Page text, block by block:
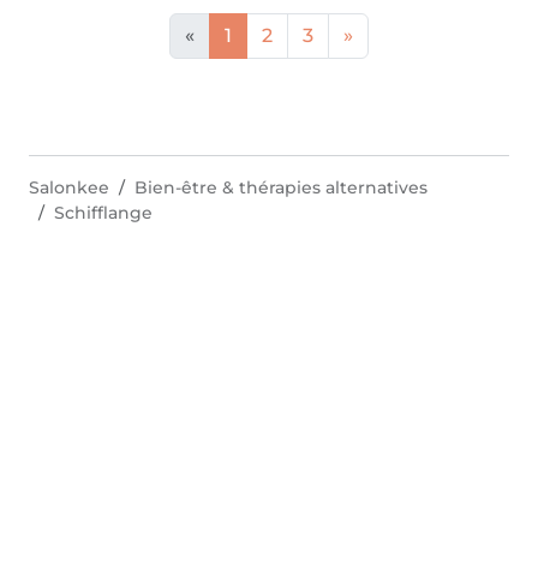
« 1 2 3 »
Salonkee
Bien-être & thérapies alternatives
Schifflange